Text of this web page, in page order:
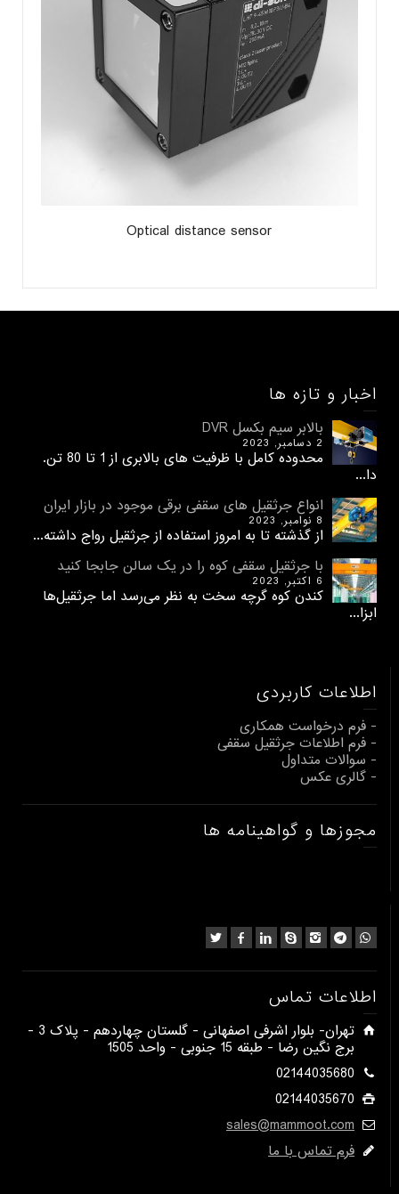
Optical distance sensor
اخبار و تازه ها
بالابر سیم بکسل DVR
2 دسامبر, 2023
محدوده کامل با ظرفیت های بالابری از 1 تا 80 تن.
دا...
انواع جرثقیل های سقفی برقی موجود در بازار ایران
8 نوامبر, 2023
از گذشته تا به امروز استفاده از جرثقیل رواج داشته...
با جرثقیل سقفی کوه را در یک سالن جابجا کنید
6 اکتبر, 2023
کندن کوه گرچه سخت به نظر می‌رسد اما جرثقیل‌ها
ابزا...
اطلاعات کاربردی
- فرم درخواست همکاری
- فرم اطلاعات جرثقیل سقفی
- سوالات متداول
- گالری عکس
مجوزها و گواهینامه ها
اطلاعات تماس
​تهران- بلوار اشرفی اصفهانی - گلستان چهاردهم - پلاک 3 -
برج نگین رضا - طبقه 15 جنوبی - واحد 1505​
02144035680
02144035670
sales@mammoot.com
فرم تماس با ما